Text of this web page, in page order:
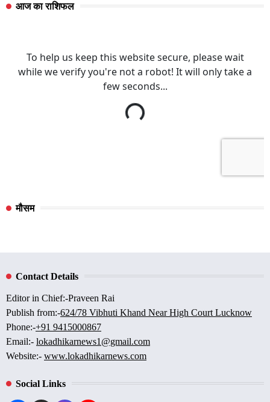
आज का राशिफल
मौसम
Contact Details
Editor in Chief:-Praveen Rai
Publish from:-624/78 Vibhuti Khand Near High Court Lucknow
Phone:-+91 9415000867
Email:- lokadhikarnews1@gmail.com
Website:- www.lokadhikarnews.com
Social Links